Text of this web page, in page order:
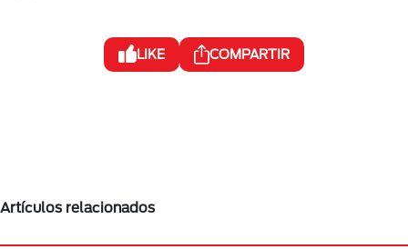
LIKE COMPARTIR
Artículos relacionados